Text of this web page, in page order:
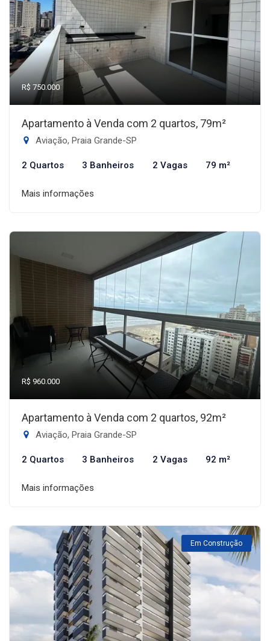
R$ 750.000
Apartamento à Venda com 2 quartos, 79m²
Aviação, Praia Grande-SP
2 Quartos 3 Banheiros 2 Vagas 79 m²
Mais informações
R$ 960.000
Apartamento à Venda com 2 quartos, 92m²
Aviação, Praia Grande-SP
2 Quartos 3 Banheiros 2 Vagas 92 m²
Mais informações
Em Construção